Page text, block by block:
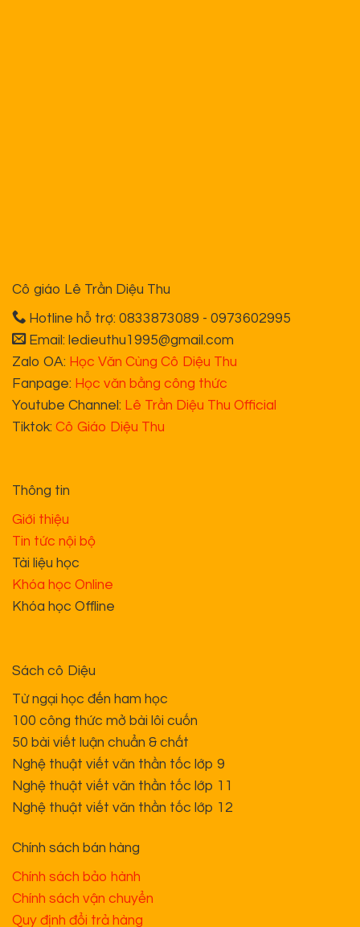
Cô giáo Lê Trần Diệu Thu
Hotline hỗ trợ: 0833873089 - 0973602995
Email: ledieuthu1995@gmail.com
Zalo OA: Học Văn Cùng Cô Diệu Thu
Fanpage: Học văn bằng công thức
Youtube Channel: Lê Trần Diệu Thu Official
Tiktok: Cô Giáo Diệu Thu
Thông tin
Giới thiệu
Tin tức nội bộ
Tài liệu học
Khóa học Online
Khóa học Offline
Sách cô Diệu
Từ ngại học đến ham học
100 công thức mở bài lôi cuốn
50 bài viết luận chuẩn & chất
Nghệ thuật viết văn thần tốc lớp 9
Nghệ thuật viết văn thần tốc lớp 11
Nghệ thuật viết văn thần tốc lớp 12
Chính sách bán hàng
Chính sách bảo hành
Chính sách vận chuyển
Quy định đổi trả hàng